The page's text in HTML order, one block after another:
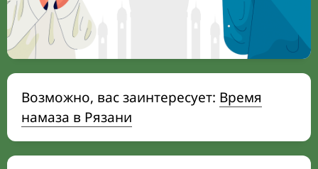
Возможно, вас заинтересует: Время
намаза в Рязани